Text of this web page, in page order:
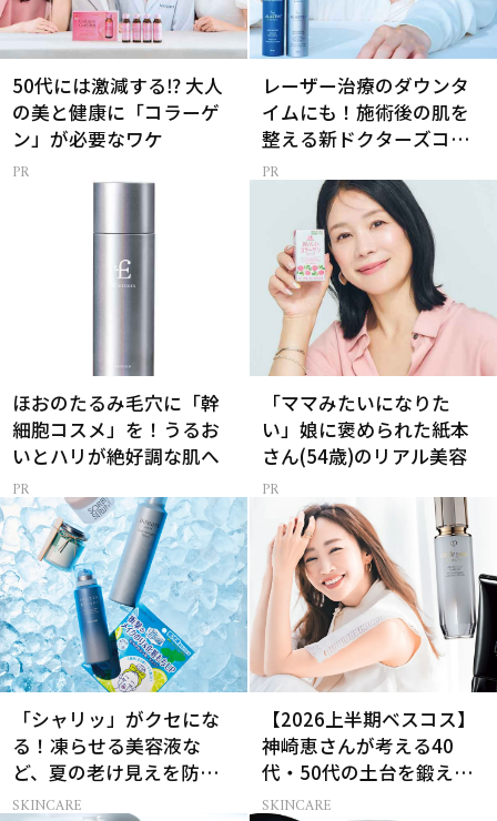
50代には激減する⁉ 大人
の美と健康に「コラーゲ
ン」が必要なワケ
レーザー治療のダウンタ
イムにも！施術後の肌を
整える新ドクターズコス
メ
ほおのたるみ毛穴に「幹
細胞コスメ」を！うるお
いとハリが絶好調な肌へ
「ママみたいになりた
い」娘に褒められた紙本
さん(54歳)のリアル美容
「シャリッ」がクセにな
る！凍らせる美容液な
ど、夏の老け見えを防ぐ
冷感コスメ
SKINCARE
【2026上半期ベスコス】
神崎恵さんが考える40
代・50代の土台を鍛える
肌投資名品
SKINCARE